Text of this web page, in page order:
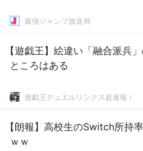
最強ジャンプ放送局
【遊戯王】絵違い「融合派兵
ところはある
遊戯王デュエルリンクス超速報！
【朗報】高校生のSwitch所持
ｗｗ